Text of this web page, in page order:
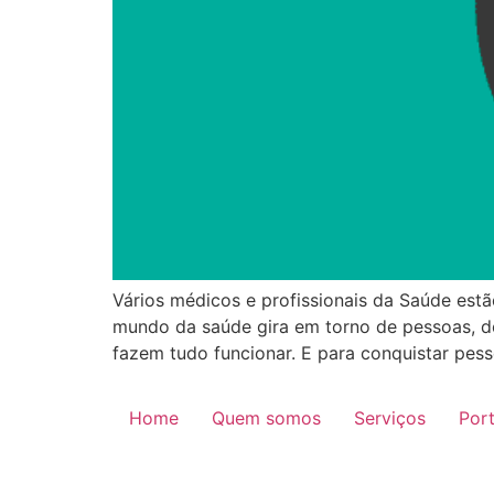
Vários médicos e profissionais da Saúde
mundo da saúde gira em torno de pessoas,
fazem tudo funcionar. E para conquistar
Home Quem somos Serviços